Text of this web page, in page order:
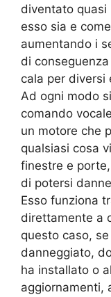
diventato quasi
esso sia e
aumentando i
di
cala per diversi
Ad ogni modo
comando
un motore che
qualsiasi cosa
finestre e
di potersi
Esso funziona
direttamente a
questo caso,
danneggiato,
ha installato o
aggiornamenti,